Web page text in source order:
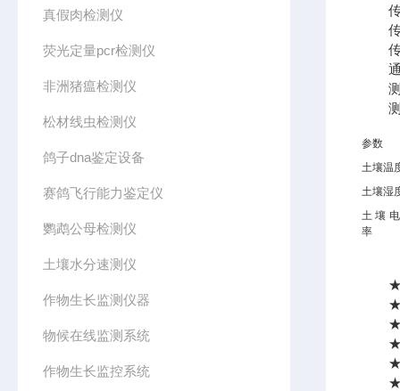
真假肉检测仪
荧光定量pcr检测仪
非洲猪瘟检测仪
松材线虫检测仪
鸽子dna鉴定设备
赛鸽飞行能力鉴定仪
鹦鹉公母检测仪
土壤水分速测仪
作物生长监测仪器
物候在线监测系统
作物生长监控系统
传
传
传
通
测
测量
参数
土壤温
土壤湿
土壤
率
★单
★传
★传
★传
★传
★传